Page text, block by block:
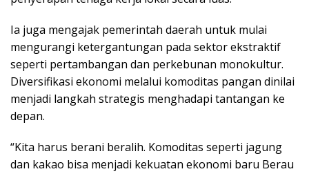
Ia juga mengajak pemerintah daerah untuk mulai
mengurangi ketergantungan pada sektor ekstraktif
seperti pertambangan dan perkebunan monokultur.
Diversifikasi ekonomi melalui komoditas pangan dinilai
menjadi langkah strategis menghadapi tantangan ke
depan.
“Kita harus berani beralih. Komoditas seperti jagung
dan kakao bisa menjadi kekuatan ekonomi baru Berau